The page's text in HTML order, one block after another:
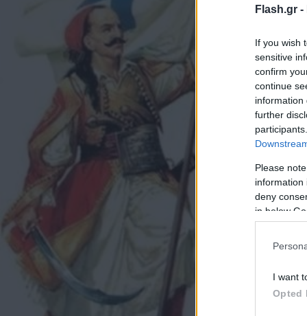
Flash.gr -
If you wish
sensitive
confirm
continue
information
further
Please
information
deny
in below
I want
Opted